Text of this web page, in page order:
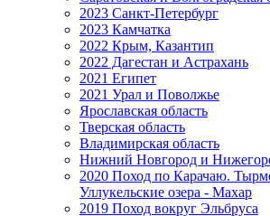
2023 Санкт-Петербург
2023 Камчатка
2022 Крым, Казантип
2022 Дагестан и Астрахань
2021 Египет
2021 Урал и Поволжье
Ярославская область
Тверская область
Владимирская область
Нижний Новгород и
2020 Поход по Карачаю.
Уллукельские озера - Махар
2019 Поход вокруг Эльбруса